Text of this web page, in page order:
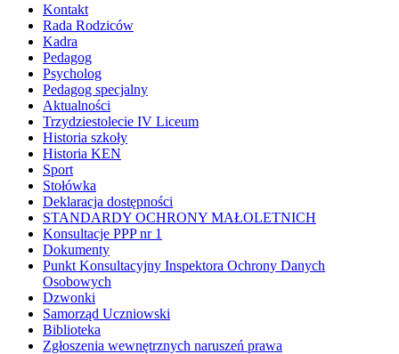
Kontakt
Rada Rodziców
Kadra
Pedagog
Psycholog
Pedagog specjalny
Aktualności
Trzydziestolecie IV Liceum
Historia szkoły
Historia KEN
Sport
Stołówka
Deklaracja dostępności
STANDARDY OCHRONY MAŁOLETNICH
Konsultacje PPP nr 1
Dokumenty
Punkt Konsultacyjny Inspektora Ochrony Danych
Osobowych
Dzwonki
Samorząd Uczniowski
Biblioteka
Zgłoszenia wewnętrznych naruszeń prawa